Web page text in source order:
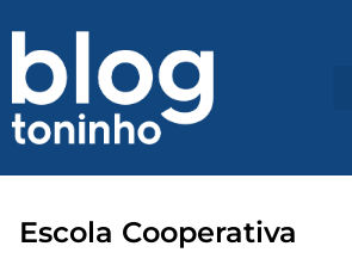
Escola Cooperativa